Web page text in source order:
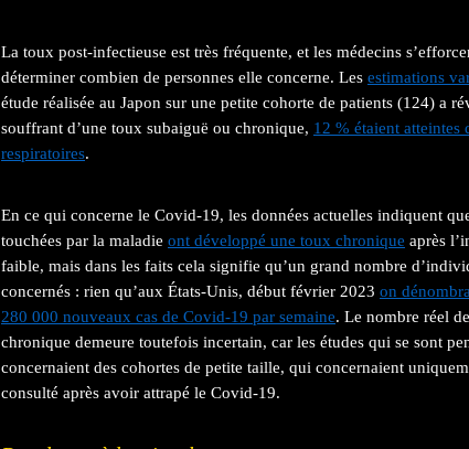
La toux post-infectieuse est très fréquente, et les médecins
déterminer combien de personnes elle concerne. Les estimations
étude réalisée au Japon sur une petite cohorte de patients (124) a
souffrant d’une toux subaiguë ou chronique, 12 % étaient atteintes
respiratoires.
En ce qui concerne le Covid-19, les données actuelles indiquent
touchées par la maladie ont développé une toux chronique après
faible, mais dans les faits cela signifie qu’un grand nombre
concernés : rien qu’aux États-Unis, début février 2023 on
280 000 nouveaux cas de Covid-19 par semaine. Le nombre réel
chronique demeure toutefois incertain, car les études qui se sont
concernaient des cohortes de petite taille, qui concernaient
consulté après avoir attrapé le Covid-19.